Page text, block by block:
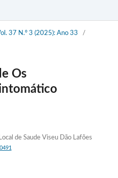
37 N.º 3 (2025): Ano 33
/
Os
de Saude Viseu Dão Lafões